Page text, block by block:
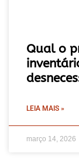
Qual o
LEIA MAIS »
março 14, 2026